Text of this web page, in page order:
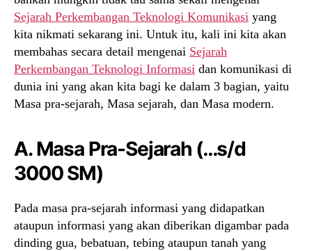
Sejarah Perkembangan Teknologi Komunikasi yang
kita nikmati sekarang ini. Untuk itu, kali ini kita akan
membahas secara detail mengenai Sejarah
Perkembangan Teknologi Informasi dan komunikasi di
dunia ini yang akan kita bagi ke dalam 3 bagian, yaitu
Masa pra-sejarah, Masa sejarah, dan Masa modern.
A. Masa Pra-Sejarah (…s/d
3000 SM)
Pada masa pra-sejarah informasi yang didapatkan
ataupun informasi yang akan diberikan digambar pada
dinding gua, bebatuan, tebing ataupun tanah yang